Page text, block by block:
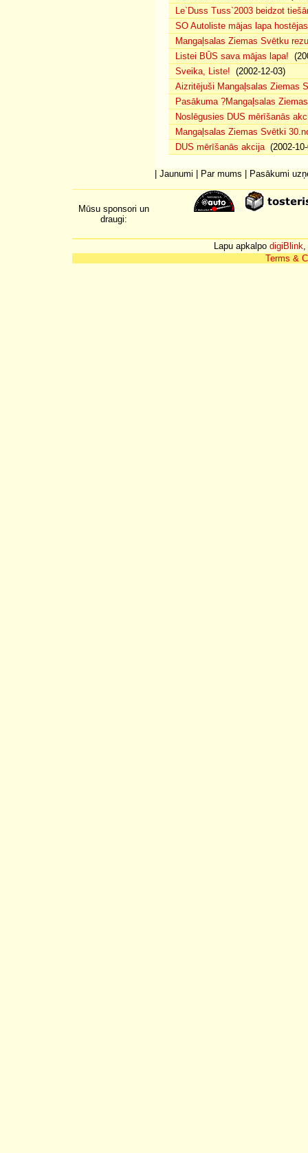
Le`Duss Tuss`2003 beidzot
SO Autoliste mājas lapa
Mangaļsalas Ziemas Svētku
Listei BŪS sava mājas lapa!
Sveika, Liste! (2002-12-03)
Aizritējuši Mangaļsalas Ziemas
Pasākuma ?Mangaļsalas
Noslēgusies DUS mērīšanās
Mangaļsalas Ziemas Svētki
DUS mērīšanās akcija(2002-10-
Jaunumi Par mums Pasākumi
Mūsu sponsori un
draugi:
Lapu apkalpo digiBlink,
Terms &